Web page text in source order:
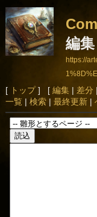
編集
https://
AE
[ トップ] [ 編集| 差分 |
一覧| 検索| 最終更新|